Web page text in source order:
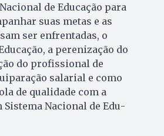
de Educação para
suas metas e as
ser enfrentadas, o
a perenização do
do profissional de
salarial e como
de qualidade com a
Sistema Nacional de Edu­